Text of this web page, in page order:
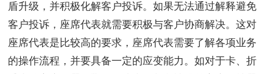
盾升级，并积极化解客户投诉。如果无法通过解释避免
客户投诉，座席代表就需要积极与客户协商解决。这对
座席代表是比较高的要求，座席代表需要了解各项业务
的操作流程，并要具备一定的应变能力。如对于卡、折